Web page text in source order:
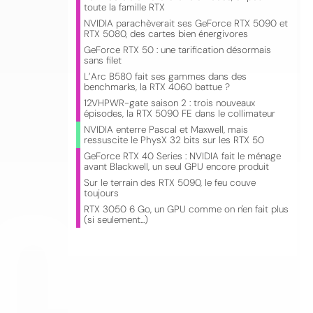
toute la famille RTX
NVIDIA parachèverait ses GeForce RTX 5090 et
RTX 5080, des cartes bien énergivores
GeForce RTX 50 : une tarification désormais
sans filet
L’Arc B580 fait ses gammes dans des
benchmarks, la RTX 4060 battue ?
12VHPWR-gate saison 2 : trois nouveaux
épisodes, la RTX 5090 FE dans le collimateur
NVIDIA enterre Pascal et Maxwell, mais
ressuscite le PhysX 32 bits sur les RTX 50
GeForce RTX 40 Series : NVIDIA fait le ménage
avant Blackwell, un seul GPU encore produit
Sur le terrain des RTX 5090, le feu couve
toujours
RTX 3050 6 Go, un GPU comme on n'en fait plus
(si seulement...)